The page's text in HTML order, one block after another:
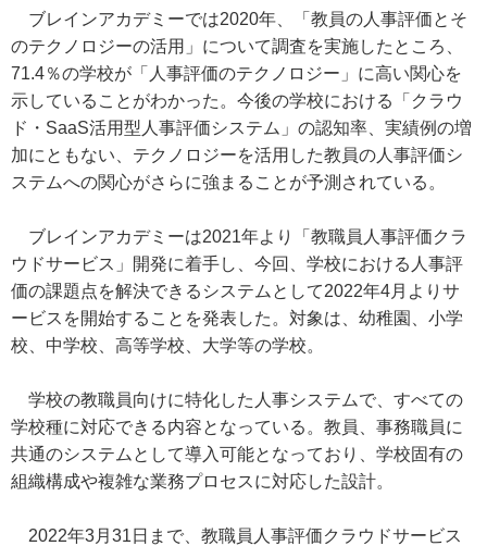
ブレインアカデミーでは2020年、「教員の人事評価とそ
のテクノロジーの活用」について調査を実施したところ、
71.4％の学校が「人事評価のテクノロジー」に高い関心を
示していることがわかった。今後の学校における「クラウ
ド・SaaS活用型人事評価システム」の認知率、実績例の増
加にともない、テクノロジーを活用した教員の人事評価シ
ステムへの関心がさらに強まることが予測されている。
ブレインアカデミーは2021年より「教職員人事評価クラ
ウドサービス」開発に着手し、今回、学校における人事評
価の課題点を解決できるシステムとして2022年4月よりサ
ービスを開始することを発表した。対象は、幼稚園、小学
校、中学校、高等学校、大学等の学校。
学校の教職員向けに特化した人事システムで、すべての
学校種に対応できる内容となっている。教員、事務職員に
共通のシステムとして導入可能となっており、学校固有の
組織構成や複雑な業務プロセスに対応した設計。
2022年3月31日まで、教職員人事評価クラウドサービス